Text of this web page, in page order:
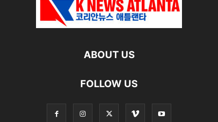
ABOUT US
FOLLOW US